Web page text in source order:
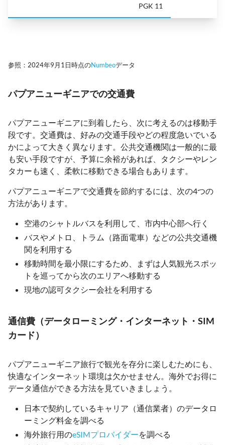
PGK 11
参照：2024年9月1日時点のNumbeoデータ
パプアニューギニアでの交通費
パプアニューギニアに到着したら、次に考えるのは移動手
段です。交通費は、好みの交通手段やどの程度急いでいる
かによって大きく異なります。公共交通機関は一般的に最
も安い手段ですが、予算に余裕があれば、タクシーやレン
タカーも速く、柔軟に移動できる場合もあります。
パプアニューギニアで交通費を節約するには、次の4つの
方法があります。
空港のシャトルバスを利用して、市内中心部へ行く
バスやメトロ、トラム（路面電車）などの公共交通機
関を利用する
移動時間を最小限にするため、まずは人気観光スポッ
トを巡ってから次のエリアへ移動する
現地の認可タクシー会社を利用する
通信費（データローミング・インターネット・SIM
カード）
パプアニューギニア旅行で観光を存分に楽しむためにも、
快適なインターネット環境は欠かせません。海外でお得に
データ通信ができる方法を見ていきましょう。
日本で契約しているキャリア（通信業者）のデータロ
ーミング料金を調べる
海外旅行用のeSIMプロバイダーを調べる